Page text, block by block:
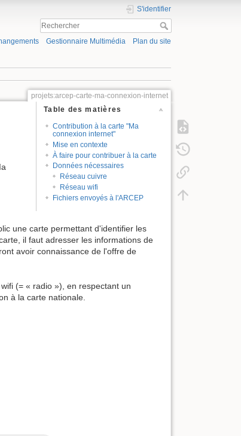
S'identifier
Gestionnaire Multimédia Plan du site
projets:arcep-carte-ma-connexion-internet
Table des matières
Contribution à la carte "Ma
connexion internet"
Mise en contexte
À faire pour contribuer à la carte
Données nécessaires
Réseau cuivre
Réseau wifi
Fichiers envoyés à l'ARCEP
une carte permettant d'identifier les
il faut adresser les informations de
avoir connaissance de l'offre de
(= « radio »), en respectant un
à la carte nationale.